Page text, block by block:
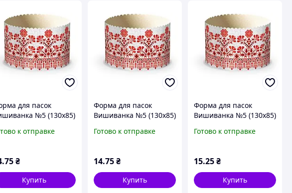
для пасок
№5 (130х85)
к отправке
.75₴
Купить
Форма для пасок
Вишиванка №5 (130х85)
Готово к отправке
14.75 ₴
Купить
Форма для пасок
Вишиванка №5 (130х85)
Готово к отправке
15.25₴
Купить